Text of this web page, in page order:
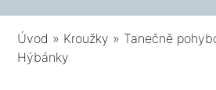
Úvod » Kroužky » Tanečně
Hýbánky